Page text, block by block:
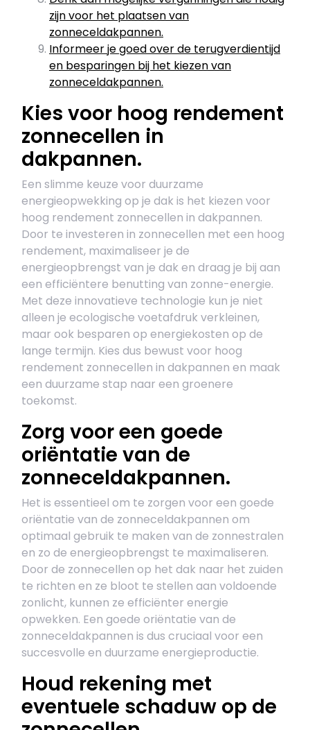
zijn voor het plaatsen van
zonneceldakpannen.
Informeer je goed over de terugverdientijd
en besparingen bij het kiezen van
zonneceldakpannen.
Kies voor hoog rendement
zonnecellen in
dakpannen.
Een slimme keuze voor duurzame
energieopwekking op je dak is het kiezen voor
hoog rendement zonnecellen in dakpannen.
Door te investeren in zonnecellen met een hoog
rendement, maximaliseer je de
energieopbrengst van je dak en draag je bij aan
een efficiëntere benutting van zonne-energie.
Met deze innovatieve technologie kun je niet
alleen je ecologische voetafdruk verkleinen,
maar ook besparen op energiekosten op de
lange termijn. Kies dus bewust voor hoog
rendement zonnecellen in dakpannen en maak
een duurzame stap naar een groenere
toekomst.
Zorg voor een goede
oriëntatie van de
zonneceldakpannen.
Het is essentieel om te zorgen voor een goede
oriëntatie van de zonneceldakpannen om
optimaal gebruik te maken van de zonnestralen
en zo de energieopbrengst te maximaliseren.
Door de zonnecellen op het dak naar het zuiden
te richten en ze bloot te stellen aan voldoende
zonlicht, kunnen ze efficiënter energie
opwekken. Een goede oriëntatie van de
zonneceldakpannen is dus cruciaal voor een
succesvolle en duurzame energieproductie.
Houd rekening met
eventuele schaduw op de